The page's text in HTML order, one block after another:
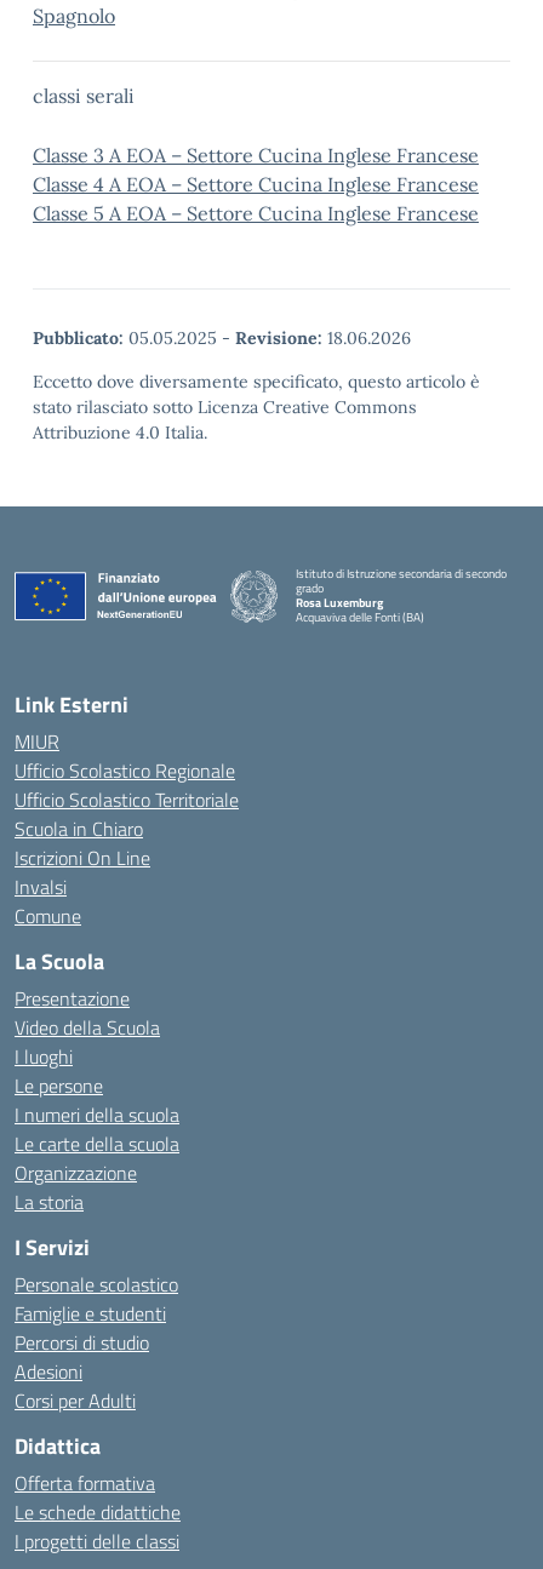
Spagnolo
classi serali
Classe 3 A EOA – Settore Cucina Inglese Francese
Classe 4 A EOA – Settore Cucina Inglese Francese
Classe 5 A EOA – Settore Cucina Inglese Francese
Pubblicato: 05.05.2025 - Revisione: 18.06.2026
Eccetto dove diversamente specificato, questo articolo è
stato rilasciato sotto Licenza Creative Commons
Attribuzione 4.0 Italia.
Istituto di Istruzione secondaria di secondo
grado
Rosa Luxemburg
Acquaviva delle Fonti (BA)
Link Esterni
MIUR
Ufficio Scolastico Regionale
Ufficio Scolastico Territoriale
Scuola in Chiaro
Iscrizioni On Line
Invalsi
Comune
La Scuola
Presentazione
Video della Scuola
I luoghi
Le persone
I numeri della scuola
Le carte della scuola
Organizzazione
La storia
I Servizi
Personale scolastico
Famiglie e studenti
Percorsi di studio
Adesioni
Corsi per Adulti
Didattica
Offerta formativa
Le schede didattiche
I progetti delle classi